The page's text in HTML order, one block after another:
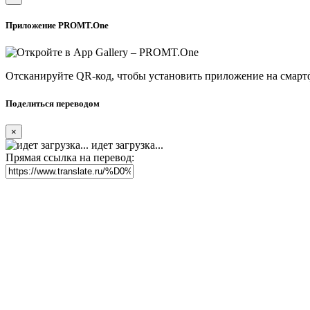
Приложение PROMT.One
Отсканируйте QR-код, чтобы установить приложение на
Поделиться переводом
×
идет загрузка...
Прямая ссылка на перевод: